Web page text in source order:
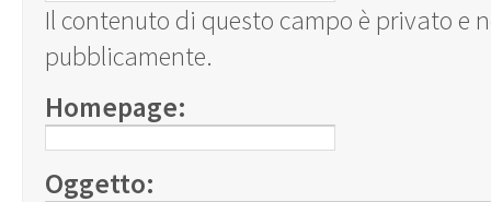
Il contenuto di questo campo è privato e
pubblicamente.
Homepage:
Oggetto: